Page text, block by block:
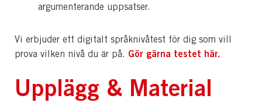
argumenterande uppsatser.
Vi erbjuder ett digitalt språknivåtest för dig som vill
prova vilken nivå du är på. Gör gärna testet här.
Upplägg & Material